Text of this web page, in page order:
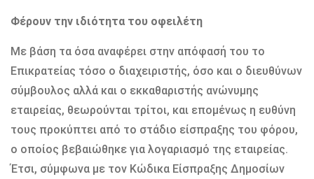
Φέρουν την ιδιότητα του οφειλέτη
Με βάση τα όσα αναφέρει στην απόφασή του το
Επικρατείας τόσο ο διαχειριστής, όσο και ο διευθύνων
σύμβουλος αλλά και ο εκκαθαριστής ανώνυμης
εταιρείας, θεωρούνται τρίτοι, και επομένως η ευθύνη
τους προκύπτει από το στάδιο είσπραξης του φόρου,
ο οποίος βεβαιώθηκε για λογαριασμό της εταιρείας.
Έτσι, σύμφωνα με τον Κώδικα Είσπραξης Δημοσίων